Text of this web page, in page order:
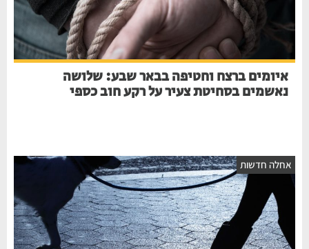
איומים ברצח וחטיפה בבאר שבע: שלושה
נאשמים בסחיטת צעיר על רקע חוב כספי
אחלה חדשות